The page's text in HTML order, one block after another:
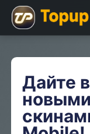
Дайте